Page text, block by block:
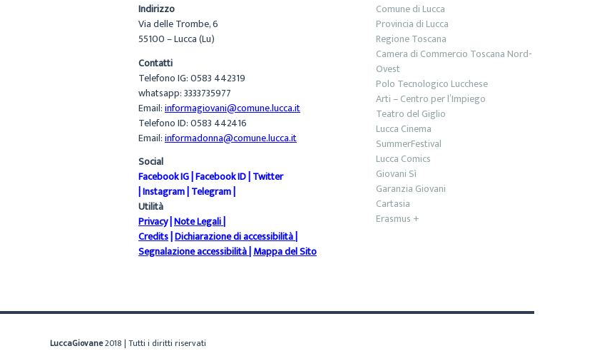
Indirizzo
Via delle Trombe, 6
55100 – Lucca (Lu)
Contatti
Telefono IG: 0583 442319
whatsapp: 3333735977
Email:informagiovani@comune.lucca.it
Telefono ID: 0583 442416
Email:informadonna@comune.lucca.it
Social
Facebook IG|Facebook ID|Twitter
|Instagram|Telegram|
Utilità
Privacy|Note Legali|
Credits|Dichiarazione di accessibilità|
Segnalazione accessibilità|Mappa del Sito
Comune di Lucca
Provincia di Lucca
Regione Toscana
Camera di Commercio Toscana Nord-
Ovest
Polo Tecnologico Lucchese
Arti – Centro per l’Impiego
Teatro del Giglio
Lucca Cinema
SummerFestival
Lucca Comics
Giovani Sì
Garanzia Giovani
Cartasia
Erasmus +
LuccaGiovane2018 | Tutti i diritti riservati